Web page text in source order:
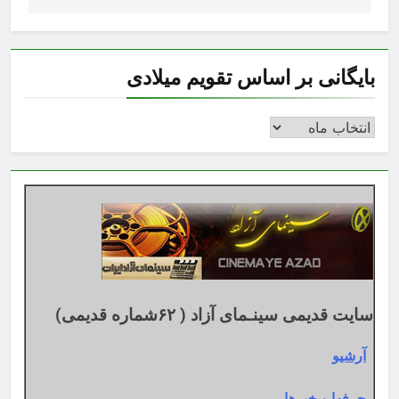
بایگانی بر اساس تقویم میلادی
بایگانی
اساس
تقویم
میلادی
سایت قدیمی سینـمای آزاد ( ۶۲شماره قدیمی)
آرشیو